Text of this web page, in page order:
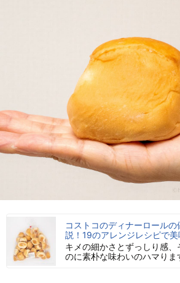
コストコのディナーロール
説！19のアレンジレシピで美
キメの細かさとずっしり感
のに素朴な味わいのハマりま